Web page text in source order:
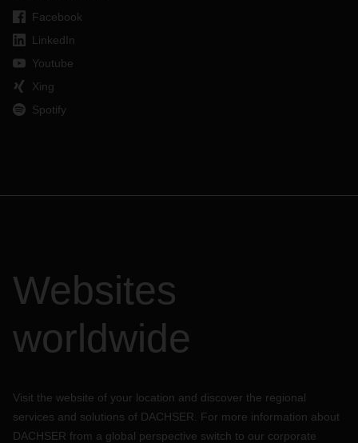
Facebook
LinkedIn
Youtube
Xing
Spotify
Websites
worldwide
Visit the website of your location and discover the regional
services and solutions of DACHSER. For more information about
DACHSER from a global perspective switch to our corporate